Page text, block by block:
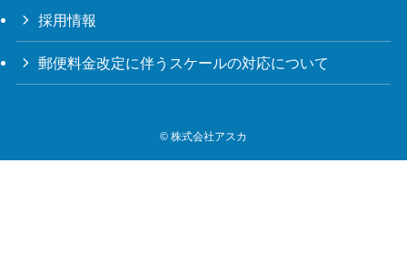
採用情報
郵便料金改定に伴うスケールの対応について
© 株式会社アスカ